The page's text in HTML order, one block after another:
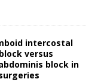
intercostal
versus
block in